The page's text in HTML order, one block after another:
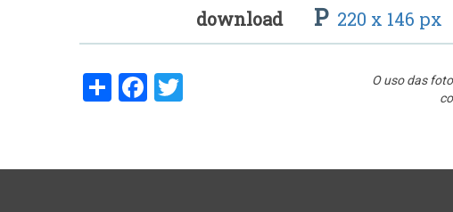
download P 220 x 146 px
O uso das
ShareFacebook
Twitter